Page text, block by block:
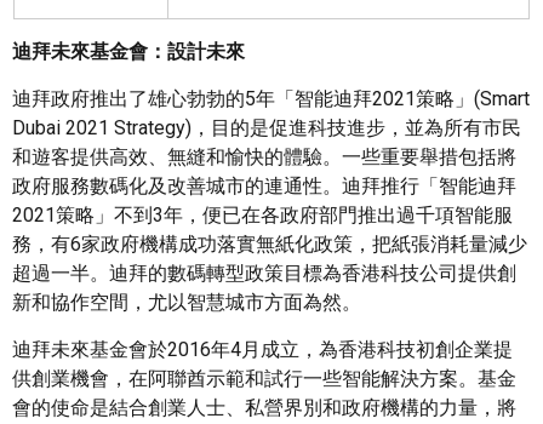
迪拜未來基金會：設計未來
迪拜政府推出了雄心勃勃的5年「智能迪拜2021策略」(Smart
Dubai 2021 Strategy)，目的是促進科技進步，並為所有市民
和遊客提供高效、無縫和愉快的體驗。一些重要舉措包括將
政府服務數碼化及改善城市的連通性。迪拜推行「智能迪拜
2021策略」不到3年，便已在各政府部門推出過千項智能服
務，有6家政府機構成功落實無紙化政策，把紙張消耗量減少
超過一半。迪拜的數碼轉型政策目標為香港科技公司提供創
新和協作空間，尤以智慧城市方面為然。
迪拜未來基金會於2016年4月成立，為香港科技初創企業提
供創業機會，在阿聯酋示範和試行一些智能解決方案。基金
會的使命是結合創業人士、私營界別和政府機構的力量，將